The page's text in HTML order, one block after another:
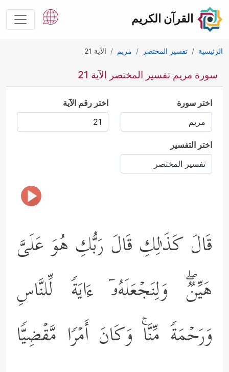
القرآن الكريم
الرئيسية تفسير المختصر مريم الآية 21
سورة مريم تفسير المختصر الآية 21
اختر سورة اختر رقم الآية
اختر التفسير
قَالَ كَذَ ٰ⁠لِكِ قَالَ رَبُّكِ هُوَ عَلَیَّ
هَیِّنࣱۖ وَلِنَجۡعَلَهُۥۤ ءَایَةࣰ لِّلنَّاسِ
وَرَحۡمَةࣰ مِّنَّاۚ وَكَانَ أَمۡرࣰا مَّقۡضِیࣰّا